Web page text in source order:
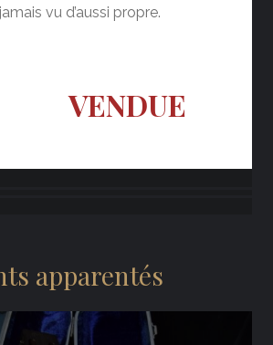
vu d’aussi propre.
VENDUE
apparentés